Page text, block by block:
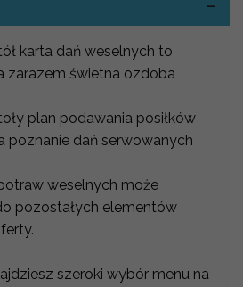
karta dań weselnych to
zarazem świetna ozdoba
plan podawania posiłków
poznanie dań serwowanych
weselnych może
pozostałych elementów
szeroki wybór menu na